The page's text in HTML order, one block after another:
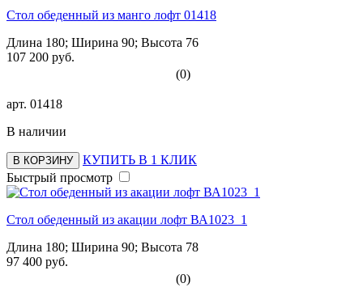
Стол обеденный из манго лофт 01418
Длина 180; Ширина 90; Высота 76
107 200 руб.
(0)
арт. 01418
В наличии
В КОРЗИНУ
КУПИТЬ В 1 КЛИК
Быстрый просмотр
Стол обеденный из акации лофт ВА1023_1
Длина 180; Ширина 90; Высота 78
97 400 руб.
(0)